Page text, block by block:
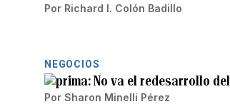
Por Richard I. Colón Badillo
NEGOCIOS
No va el redesarrollo
Por Sharon Minelli Pérez